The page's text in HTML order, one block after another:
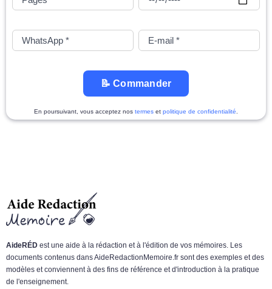
📝 Commander
En poursuivant, vous acceptez nos termes et politique de confidentialité.
AideRÉD est une aide à la rédaction et à l'édition de vos mémoires. Les
documents contenus dans AideRedactionMemoire.fr sont des exemples et des
modèles et conviennent à des fins de référence et d'introduction à la pratique
de l'enseignement.